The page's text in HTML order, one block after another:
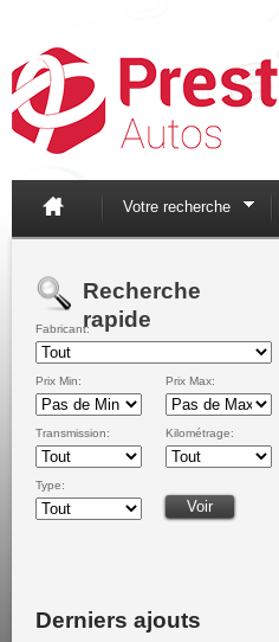
Votre recherche
Recherche
rapide
Fabricant:
Prix Min: Prix Max:
Transmission: Kilométrage:
Type:
Derniers ajouts